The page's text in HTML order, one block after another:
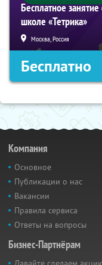
Бесплатное
школе «Тетрика»
Москва, Россия
Бесплатно
Компания
Основное
Публикации о нас
Вакансии
Правила сервиса
Ответы на вопросы
Бизнес-Партнёрам